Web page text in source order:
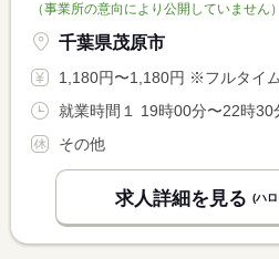
（事業所の意向により公開していません）
千葉県茂原市
1,180円〜1,180円 ※フルタイム求人の場合は月額（換算額）
その他
求人詳細を見る (ハ